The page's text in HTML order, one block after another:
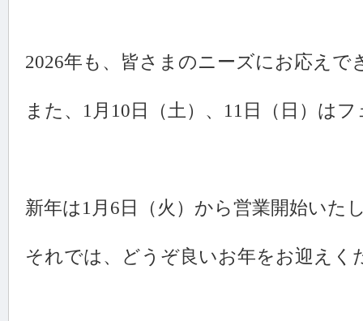
2026年も、皆さまのニーズにお応え
また、1月10日（土）、11日（日）は
新年は1月6日（火）から営業開始いた
それでは、どうぞ良いお年をお迎えく